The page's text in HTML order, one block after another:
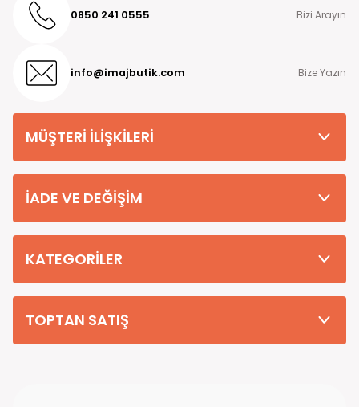
0850 241 0555 Bizi Arayın
info@imajbutik.com Bize Yazın
MÜŞTERİ İLİŞKİLERİ
İADE VE DEĞİŞİM
KATEGORİLER
TOPTAN SATIŞ